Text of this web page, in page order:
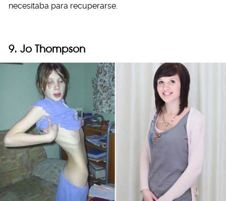
necesitaba para recuperarse.
9. Jo Thompson